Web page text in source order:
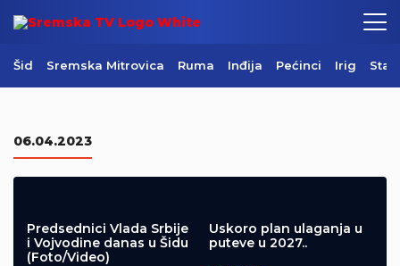
Šid Sremska Mitrovica Ruma Inđija Pećinci Irig
06.04.2023
Predsednici Vlada Srbije
i Vojvodine danas u Šidu
(Foto/Video)
Uskoro plan ulaganja u
puteve u 2027..